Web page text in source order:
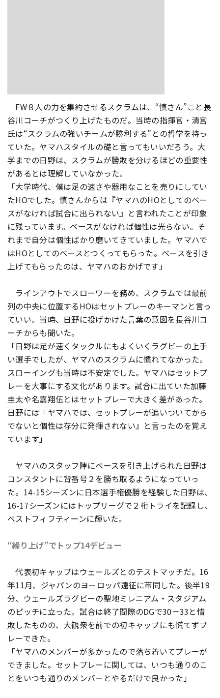
FW８人の力を集約させるスクラムは、“慎さん”こと長
谷川コーチがつくり上げたものだ。当時の指揮官・清宮
氏は“スクラムの強いチームが勝利する”との哲学を持っ
ていた。ヤマハスタイルの礎と言ってもいいだろう。大
学までの日野は、スクラムが勝敗を分けるほどの重要性
があるとは理解していなかった。
「大学時代、僕は足の速さや器用なことを売りにしてい
たHOでした。慎さんからは『ヤマハのHOとしてのベー
スがなければ試合に出られない』と言われたことが印象
に残っています。ベースがなければ個性は光らない。そ
れまで自分は個性ばかり磨いてきていました。ヤマハで
はHOとしてのベースとつくってもらった。ベースを引き
上げてもらったのは、ヤマハのおかげです」
ラインアウトでスローワーを務め、スクラムでは最前
列の中央に位置するHOはセットプレーのキーマンと言っ
ていい。当時、日野に投げかけた言葉の意図を長谷川コ
ーチからも聞いた。
「日野は足が速くタックルにもよくいくラグビーの上手
い選手でしたが、ヤマハのスクラムに慣れてなかった。
スローイングも当時は不安定でした。ヤマハはセットプ
レーを大事にする文化があります。試合に出ていた加藤
圭太や名嘉翔伍とはセットプレーで大きく差があった。
日野には『ヤマハでは、セットプレーが追いついてから
でないと個性は存分に発揮されない』と言ったのを覚え
ています」
ヤマハのスタッフ陣にベースを引き上げられた日野は
コンスタントに背番号２を勝ち取るようになっていっ
た。14-15シーズンに日本選手権優勝を経験した日野は、
16-17シーズンにはトップリーグで２桁トライを記録し、
ベストフィフティーンに輝いた。
“繰り上げ”でトップ14デビュー
代表初キャップはウェールズとのテストマッチだ。16
年11月、ジャパンのヨーロッパ遠征に帯同した。後半19
分、ウェールズラグビーの聖地ミレニアム・スタジアム
のピッチに立った。試合は終了間際のDGで30－33と惜
敗したものの、大観衆を前での初キャップにも慌てずプ
レーできた。
「ヤマハのメンバーが多かったので落ち着いてプレーが
できました。セットプレーに関しては、いつも通りのこ
とをいつも通りのメンバーとやるだけで良かった」